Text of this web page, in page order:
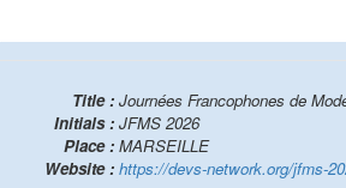
Title : Journées Francophones de
Initials : JFMS 2026
Place : MARSEILLE
Website : https://devs-network.org/jfms-